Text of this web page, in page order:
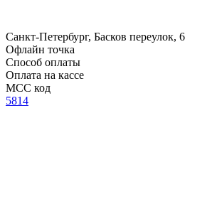
Санкт-Петербург, Басков переулок, 6
Офлайн точка
Способ оплаты
Оплата на кассе
MCC код
5814